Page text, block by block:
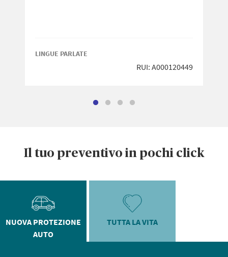
LINGUE PARLATE
RUI: A000120449
Il tuo preventivo in pochi click
NUOVA PROTEZIONE
AUTO
TUTTA LA VITA